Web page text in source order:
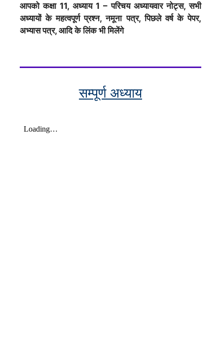
आपको कक्षा 11, अध्याय 1 – परिचय अध्यायवार नोट्स, सभी
अध्यायों के महत्वपूर्ण प्रश्न, नमूना पत्र, पिछले वर्ष के पेपर,
अभ्यास पत्र, आदि के लिंक भी मिलेंगे
सम्पूर्ण अध्याय